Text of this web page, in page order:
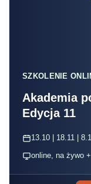
SZKOLENIE
Akademia
Edycja 11
13.10 | 18.11 |
online, na żywo